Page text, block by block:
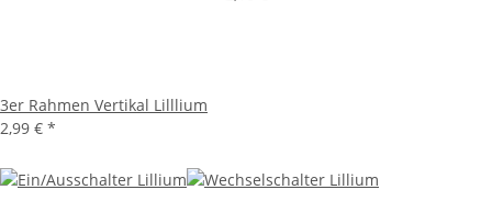
3er Rahmen Vertikal Lilllium
2,99 € *